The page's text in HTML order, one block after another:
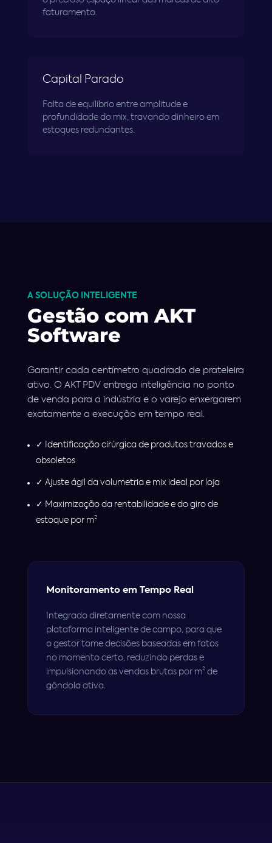
faturamento.
Capital Parado
Falta de equilíbrio entre amplitude e
profundidade do mix, travando dinheiro em
estoques redundantes.
A SOLUÇÃO INTELIGENTE
Gestão com AKT
Software
Garantir cada centímetro quadrado de prateleira
ativo. O AKT PDV entrega inteligência no ponto
de venda para a indústria e o varejo enxergarem
exatamente a execução em tempo real.
✓ Identificação cirúrgica de produtos travados e
obsoletos
✓ Ajuste ágil da volumetria e mix ideal por loja
✓ Maximização da rentabilidade e do giro de
estoque por m²
Monitoramento em Tempo Real
Integrado diretamente com nossa
plataforma inteligente de campo, para que
o gestor tome decisões baseadas em fatos
no momento certo, reduzindo perdas e
impulsionando as vendas brutas por m² de
gôndola ativa.